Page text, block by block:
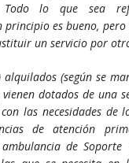
Todo lo que sea
es bueno,
un servicio por
alquilados (según se
dotados de una
las necesidades de
de atención
de Soporte